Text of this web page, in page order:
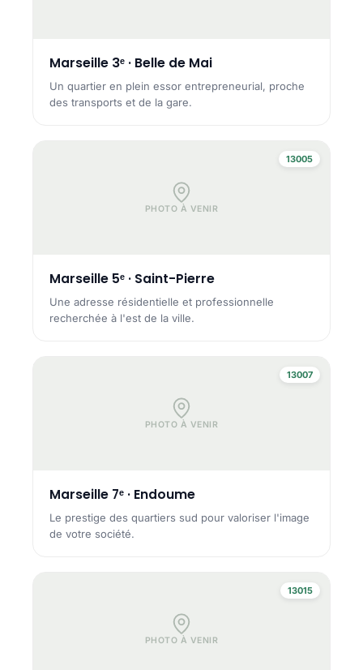
Marseille 3ᵉ · Belle de Mai
Un quartier en plein essor entrepreneurial, proche
des transports et de la gare.
PHOTO À VENIR
13005
Marseille 5ᵉ · Saint-Pierre
Une adresse résidentielle et professionnelle
recherchée à l'est de la ville.
PHOTO À VENIR
13007
Marseille 7ᵉ · Endoume
Le prestige des quartiers sud pour valoriser l'image
de votre société.
PHOTO À VENIR
13015